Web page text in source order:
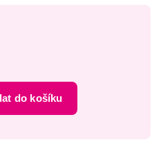
do košíku